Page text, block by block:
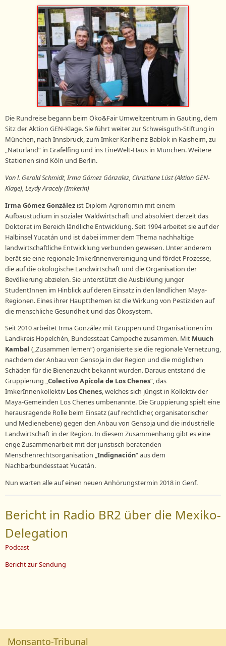
Die Rundreise begann beim Öko&Fair Umweltzentrum in Gauting, dem
Sitz der Aktion GEN-Klage. Sie führt weiter zur Schweisguth-Stiftung in
München, nach Innsbruck, zum Imker Karlheinz Bablok in Kaisheim, zu
„Naturland“ in Gräfelfing und ins EineWelt-Haus in München. Weitere
Stationen sind Köln und Berlin.
Von l. Gerold Schmidt, Irma Gómez Gónzalez, Christiane Lüst (Aktion GEN-
Klage), Leydy Aracely (Imkerin)
Irma Gómez González ist Diplom-Agronomin mit einem
Aufbaustudium in sozialer Waldwirtschaft und absolviert derzeit das
Doktorat im Bereich ländliche Entwicklung. Seit 1994 arbeitet sie auf der
Halbinsel Yucatán und ist dabei immer dem Thema nachhaltige
landwirtschaftliche Entwicklung verbunden gewesen. Unter anderem
berät sie eine regionale ImkerInnenvereinigung und fördet Prozesse,
die auf die ökologische Landwirtschaft und die Organisation der
Bevölkerung abzielen. Sie unterstützt die Ausbildung junger
StudentInnen im Hinblick auf deren Einsatz in den ländlichen Maya-
Regionen. Eines ihrer Hauptthemen ist die Wirkung von Pestiziden auf
die menschliche Gesundheit und das Ökosystem.
Seit 2010 arbeitet Irma González mit Gruppen und Organisationen im
Landkreis Hopelchén, Bundesstaat Campeche zusammen. Mit Muuch
Kambal („Zusammen lernen“) organisierte sie die regionale Vernetzung,
nachdem der Anbau von Gensoja in der Region und die möglichen
Schäden für die Bienenzucht bekannt wurden. Daraus entstand die
Gruppierung „Colectivo Apícola de Los Chenes“, das
ImkerInnenkollektivLos Chenes, welches sich jüngst in Kollektiv der
Maya-Gemeinden Los Chenes umbenannte. Die Gruppierung spielt eine
herausragende Rolle beim Einsatz (auf rechtlicher, organisatorischer
und Medienebene) gegen den Anbau von Gensoja und die industrielle
Landwirtschaft in der Region. In diesem Zusammenhang gibt es eine
enge Zusammenarbeit mit der juristisch beratenden
Menschenrechtsorganisation „Indignación“ aus dem
Nachbarbundesstaat Yucatán.
Nun warten alle auf einen neuen Anhörungstermin 2018 in Genf.
Bericht in Radio BR2 über die Mexiko-
Delegation
Podcast
Bericht zur Sendung
Monsanto-Tribunal